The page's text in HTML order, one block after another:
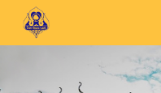
Skip to main content